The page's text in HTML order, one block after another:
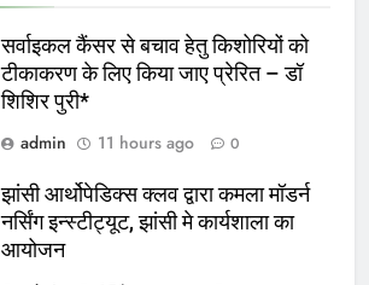
सर्वाइकल कैंसर से बचाव हेतु किशोरियों को
टीकाकरण के लिए किया जाए प्रेरित – डॉ
शिशिर पुरी*
admin
11 hours ago 0
झांसी आर्थोपेडिक्स क्लव द्वारा कमला माॅडर्न
नर्सिंग इन्स्टीट्यूट, झांसी मे कार्यशाला का
आयोजन